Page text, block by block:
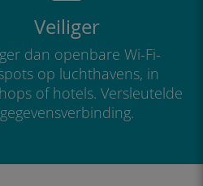
Veiliger
dan openbare Wi-Fi-
op luchthavens, in
of hotels. Versleutelde
gegevensverbinding.